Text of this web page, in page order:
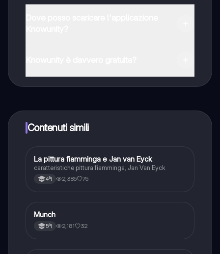
Knowunity Premium, che consente di studiare senza
alcun limite!!
Contenuti simili
Arte
La pittura fiamminga e Jan van Eyck
caratteristiche pittura fiamminga, Jan Van Eyck
4ªl 2,385 75
Arte
Munch
5ªl 2,181 32